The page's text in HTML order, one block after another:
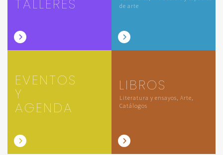
TALLERES
de arte
EVENTOS
Y
AGENDA
LIBROS
Literatura y ensayos, Arte,
Catálogos